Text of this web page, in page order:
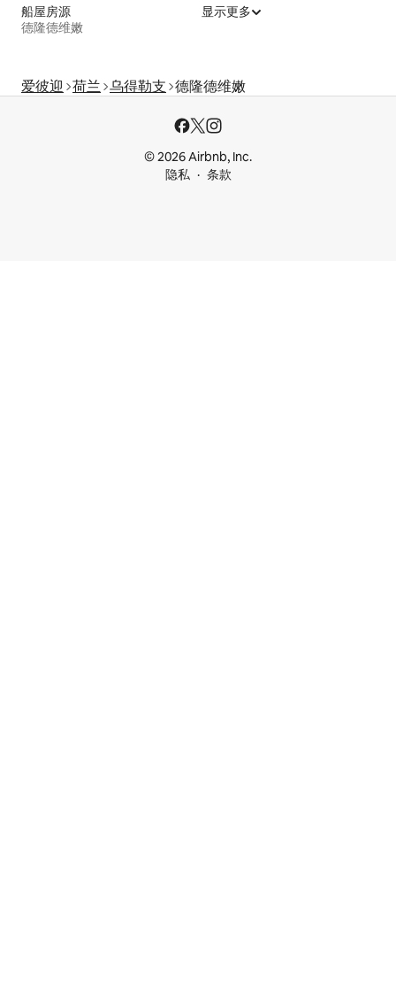
船屋房源
德隆德维嫩
显示更多
爱彼迎 荷兰 乌得勒支 德隆德维嫩
© 2026 Airbnb, Inc.
隐私
条款